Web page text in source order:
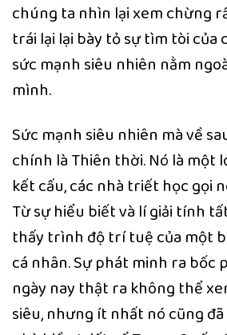
chúng ta nhìn lại xem chừng
trái lại lại bày tỏ sự tìm tòi của
sức mạnh siêu nhiên nằm
mình.
Sức mạnh siêu nhiên mà về
chính là Thiên thời. Nó là một
kết cấu, các nhà triết học gọi
Từ sự hiểu biết và lí giải tính
thấy trình độ trí tuệ của một
cá nhân. Sự phát minh ra bốc
ngày nay thật ra không thể
siêu, nhưng ít nhất nó cũng